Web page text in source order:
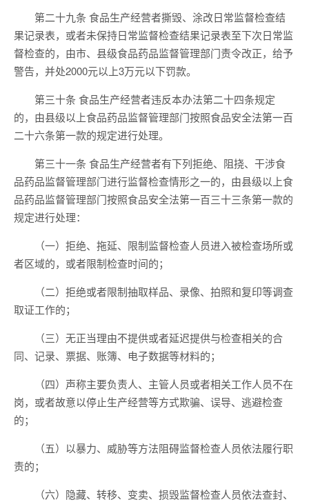
第二十九条 食品生产经营者撕毁、涂改日常监督检查结
果记录表，或者未保持日常监督检查结果记录表至下次日常监
督检查的，由市、县级食品药品监督管理部门责令改正，给予
警告，并处2000元以上3万元以下罚款。
第三十条 食品生产经营者违反本办法第二十四条规定
的，由县级以上食品药品监督管理部门按照食品安全法第一百
二十六条第一款的规定进行处理。
第三十一条 食品生产经营者有下列拒绝、阻挠、干涉食
品药品监督管理部门进行监督检查情形之一的，由县级以上食
品药品监督管理部门按照食品安全法第一百三十三条第一款的
规定进行处理：
（一）拒绝、拖延、限制监督检查人员进入被检查场所或
者区域的，或者限制检查时间的；
（二）拒绝或者限制抽取样品、录像、拍照和复印等调查
取证工作的；
（三）无正当理由不提供或者延迟提供与检查相关的合
同、记录、票据、账簿、电子数据等材料的；
（四）声称主要负责人、主管人员或者相关工作人员不在
岗，或者故意以停止生产经营等方式欺骗、误导、逃避检查
的；
（五）以暴力、威胁等方法阻碍监督检查人员依法履行职
责的；
（六）隐藏、转移、变卖、损毁监督检查人员依法查封、